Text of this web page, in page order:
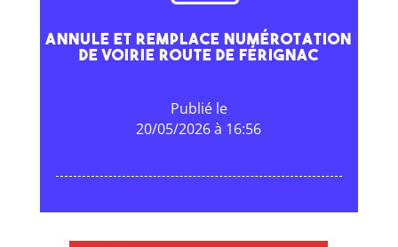
Annule et remplace numérotation
de voirie route de Férignac
20/05/2026 à 16:56